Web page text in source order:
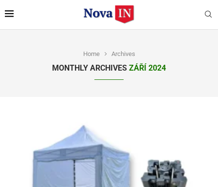
Home Archives
MONTHLY ARCHIVES ZÁŘÍ 2024